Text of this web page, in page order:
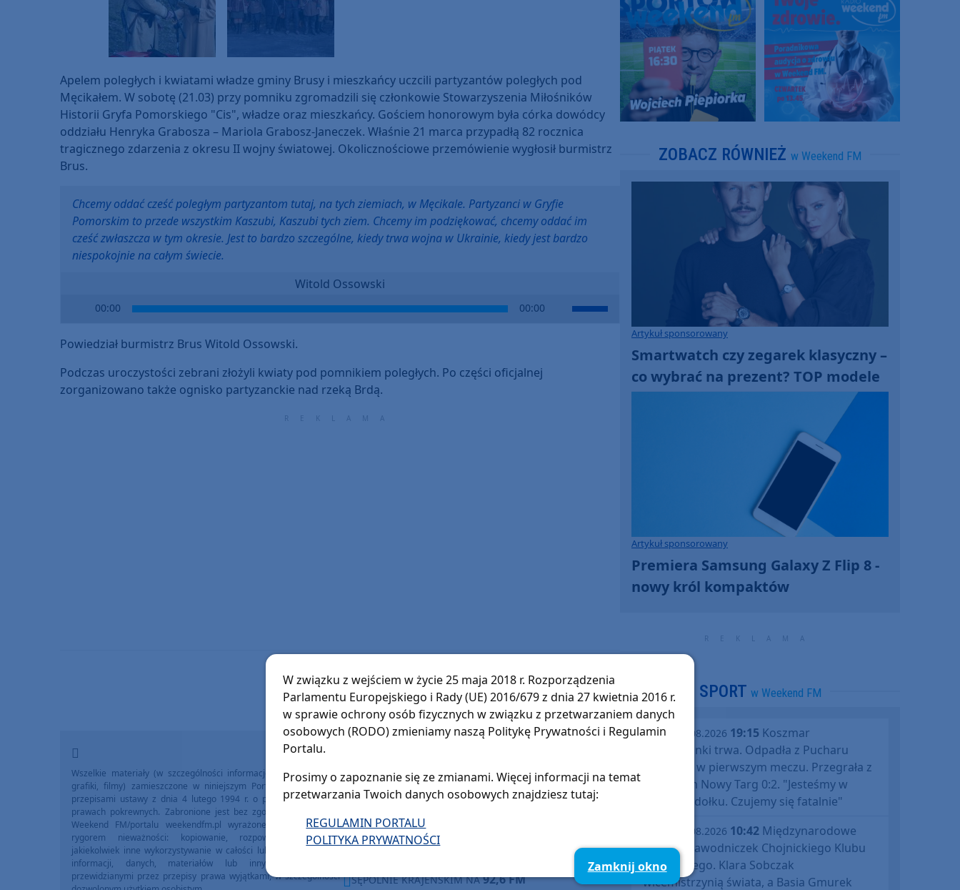
Apelem poległych i kwiatami władze gminy Brusy i mieszkańcy uczcili partyzantów poległych pod
Męcikałem. W sobotę (21.03) przy pomniku zgromadzili się członkowie Stowarzyszenia Miłośników
Historii Gryfa Pomorskiego "Cis", władze oraz mieszkańcy. Gościem honorowym była córka dowódcy
oddziału Henryka Grabosza – Mariola Grabosz-Janeczek. Właśnie 21 marca przypadłą 82 rocznica
tragicznego zdarzenia z okresu II wojny światowej. Okolicznościowe przemówienie wygłosił burmistrz
Brus.
Chcemy oddać cześć poległym partyzantom tutaj, na tych ziemiach, w Męcikale. Partyzanci w Gryfie
Pomorskim to przede wszystkim Kaszubi, Kaszubi tych ziem. Chcemy im podziękować, chcemy oddać im
cześć zwłaszcza w tym okresie. Jest to bardzo szczególne, kiedy trwa wojna w Ukrainie, kiedy jest bardzo
niespokojnie na całym świecie.
Witold Ossowski
00:00 00:00
Use
Powiedział burmistrz Brus Witold Ossowski.
Podczas uroczystości zebrani złożyli kwiaty pod pomnikiem poległych. Po części oficjalnej
zorganizowano także ognisko partyzanckie nad rzeką Brdą.
Stanisław Kamiński
Pokaż e-mail
FM.
Słuchaj w:
MIASTKU NA 87,8 FM
STAROGARDZIE GDAŃSKIM NA
SĘPÓLNIE KRAJEŃSKIM NA92,6 FM
Wszelkie materiały (w szczególności informacje lokalne, zdjęcia,
grafiki, filmy) zamieszczone w niniejszym Portalu chronione są
przepisami ustawy z dnia 4 lutego 1994 r. o prawie autorskim i
prawach pokrewnych. Zabronione jest bez zgody Redakcji Radia
Weekend FM/portalu weekendfm.pl wyrażonej na piśmie pod
rygorem nieważności: kopiowanie, rozpowszechnianie lub
jakiekolwiek inne wykorzystywanie w całości lub we fragmentach
informacji, danych, materiałów lub innych treści poza
przewidzianymi przez przepisy prawa wyjątkami, w szczególności
ZOBACZ RÓWNIEŻ w Weekend FM
Artykuł sponsorowany
Smartwatch czy zegarek klasyczny –
co wybrać na prezent? TOP modele
Artykuł sponsorowany
Premiera Samsung Galaxy Z Flip 8 -
nowy król kompaktów
SPORT w Weekend FM
środa, 05.08.2026 19:15 Koszmar
Chojniczanki trwa. Odpadła z Pucharu
Polski już w pierwszym meczu. Przegrała z
Podhalem Nowy Targ 0:2. "Jesteśmy w
totalnym dołku. Czujemy się fatalnie"
środa, 05.08.2026 10:42 Międzynarodowe
sukcesy zawodniczek Chojnickiego Klubu
Żeglarskiego. Klara Sobczak
wicemistrzynią świata, a Basia Gmurek
W związku z wejściem w życie 25 maja 2018 r. Rozporządzenia
Parlamentu Europejskiego i Rady (UE) 2016/679 z dnia 27 kwietnia 2016 r.
w sprawie ochrony osób fizycznych w związku z przetwarzaniem danych
osobowych (RODO) zmieniamy naszą Politykę Prywatności i Regulamin
Portalu.
Prosimy o zapoznanie się ze zmianami. Więcej informacji na temat
przetwarzania Twoich danych osobowych znajdziesz tutaj:
REGULAMIN PORTALU
POLITYKA PRYWATNOŚCI
Zamknij okno